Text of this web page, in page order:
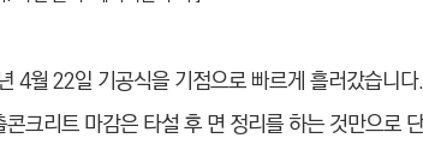
4월 22일 기공식을 기점으로 빠르게 흘러갔습니
크리트 마감은 타설 후 면 정리를 하는 것만으로